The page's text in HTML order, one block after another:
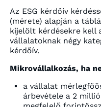
Az ESG kérdőív
(mérete) alapján a
kijelölt kérdésekre kell
vállalatoknak négy
kérdőív.
Mikrovállalkozás, ha
a vállalat
árbevétele a 2